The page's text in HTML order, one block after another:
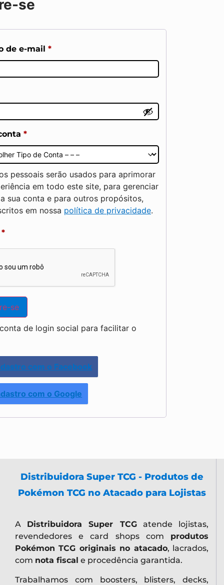
se
de e-mail *
*
pessoais serão usados para aprimorar
em todo este site, para gerenciar
sua conta e para outros propósitos,
em nossa política de privacidade.
*
se
de login social para facilitar o
com o Facebook
com o Google
Distribuidora Super TCG - Produtos de
Pokémon TCG no Atacado para Lojistas
A Distribuidora Super TCGatende lojistas,
revendedores e card shops com produtos
Pokémon TCG originais no atacado, lacrados,
com nota fiscal e procedência garantida.
Trabalhamos com boosters, blisters, decks,